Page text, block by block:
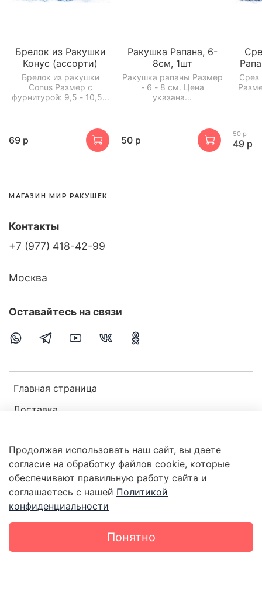
Брелок из Ракушки
Конус (ассорти)
Брелок из ракушки
Conus Размер с
фурнитурой: 9,5 - 10,5...
69 р
Ракушка Рапана, 6-
8см, 1шт
Ракушка рапаны Размер
- 6 - 8 см. Цена
указана...
50 р
Срез
50 р
49 р
МАГАЗИН МИР РАКУШЕК
Главная страница
Доставка
Публичная оферта
Пользовательское соглашение
Политика конфиденциальности
Контакты
+7 (977) 418-42-99
Москва
Оставайтесь на связи
Продолжая использовать наш сайт, вы даете
согласие на обработку файлов cookie, которые
обеспечивают правильную работу сайта и
соглашаетесь с нашей Политикой
конфиденциальности
Понятно